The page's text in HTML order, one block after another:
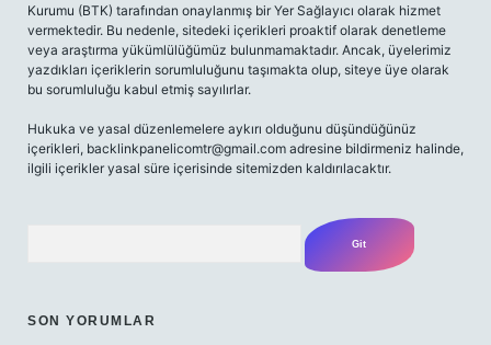
Kurumu (BTK) tarafından onaylanmış bir Yer Sağlayıcı olarak hizmet
vermektedir. Bu nedenle, sitedeki içerikleri proaktif olarak denetleme
veya araştırma yükümlülüğümüz bulunmamaktadır. Ancak, üyelerimiz
yazdıkları içeriklerin sorumluluğunu taşımakta olup, siteye üye olarak
bu sorumluluğu kabul etmiş sayılırlar.
Hukuka ve yasal düzenlemelere aykırı olduğunu düşündüğünüz
içerikleri, backlinkpanelicomtr@gmail.com adresine bildirmeniz halinde,
ilgili içerikler yasal süre içerisinde sitemizden kaldırılacaktır.
SON YORUMLAR